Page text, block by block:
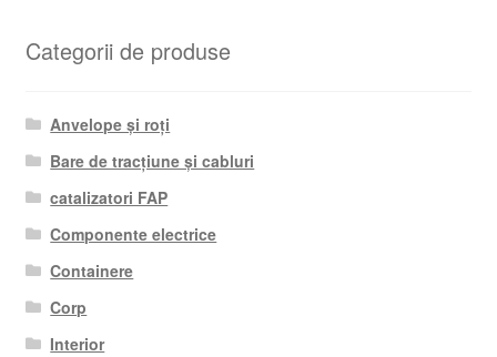
mai
Categorii de produse
Anvelope și roți
Bare de tracțiune și cabluri
catalizatori FAP
Componente electrice
Containere
Corp
Interior